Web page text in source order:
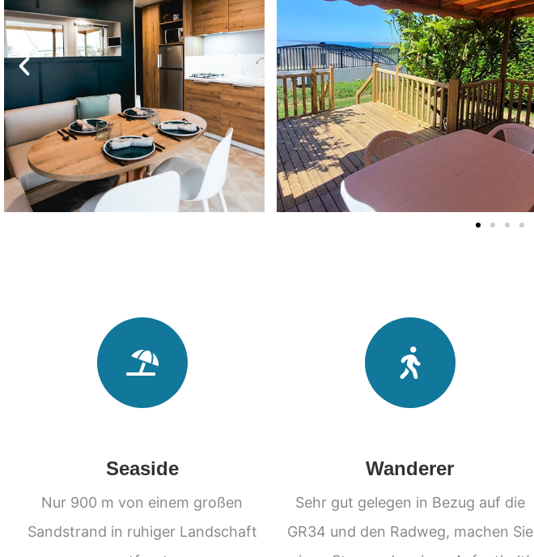
Seaside
Nur 900 m von einem großen
Sandstrand in ruhiger Landschaft
Wanderer
Sehr gut gelegen in Bezug auf die
GR34 und den Radweg, machen Sie